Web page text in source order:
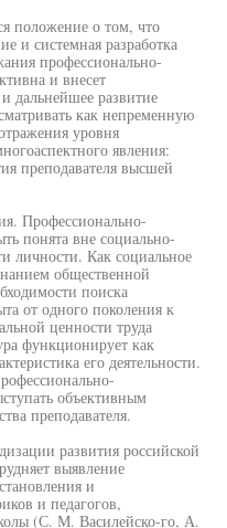
положение о том, что
и системная разработка
профессионально-
и внесет
дальнейшее развитие
как непременную
уровня
явления:
преподавателя высшей
Профессионально-
понята вне социально-
личности. Как социальное
общественной
поиска
от одного поколения к
ценности труда
функционирует как
его деятельности.
объективным
преподавателя.
развития российской
выявление
и
и педагогов,
(С. М. Василейско-го, А.